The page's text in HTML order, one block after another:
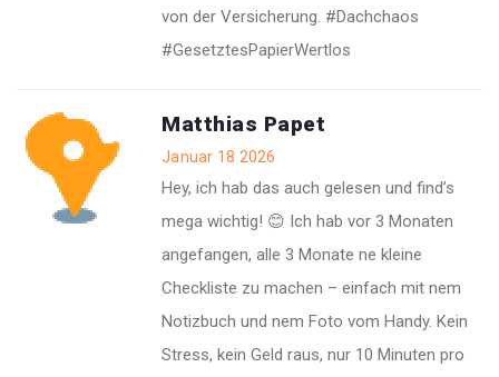
von der Versicherung. #Dachchaos
#GesetztesPapierWertlos
Matthias Papet
Januar 18 2026
Hey, ich hab das auch gelesen und find’s
mega wichtig! 😊 Ich hab vor 3 Monaten
angefangen, alle 3 Monate ne kleine
Checkliste zu machen – einfach mit nem
Notizbuch und nem Foto vom Handy. Kein
Stress, kein Geld raus, nur 10 Minuten pro